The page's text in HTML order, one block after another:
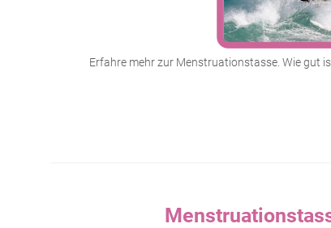
Erfahre mehr zur Menstruationstasse. Wie gut